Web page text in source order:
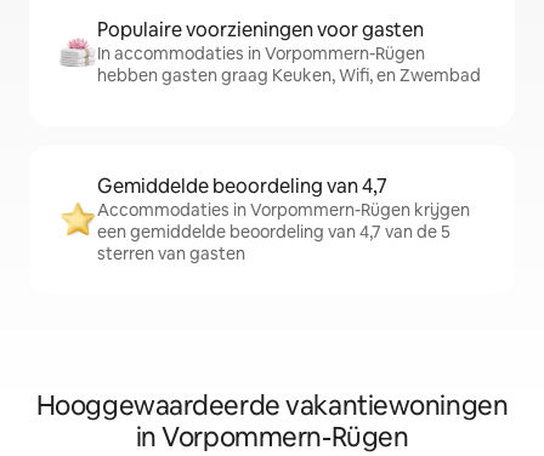
Populaire voorzieningen voor gasten
In accommodaties in Vorpommern-Rügen
hebben gasten graag Keuken, Wifi, en Zwembad
Gemiddelde beoordeling van 4,7
Accommodaties in Vorpommern-Rügen krijgen
een gemiddelde beoordeling van 4,7 van de 5
sterren van gasten
Hooggewaardeerde vakantiewoningen
in Vorpommern-Rügen